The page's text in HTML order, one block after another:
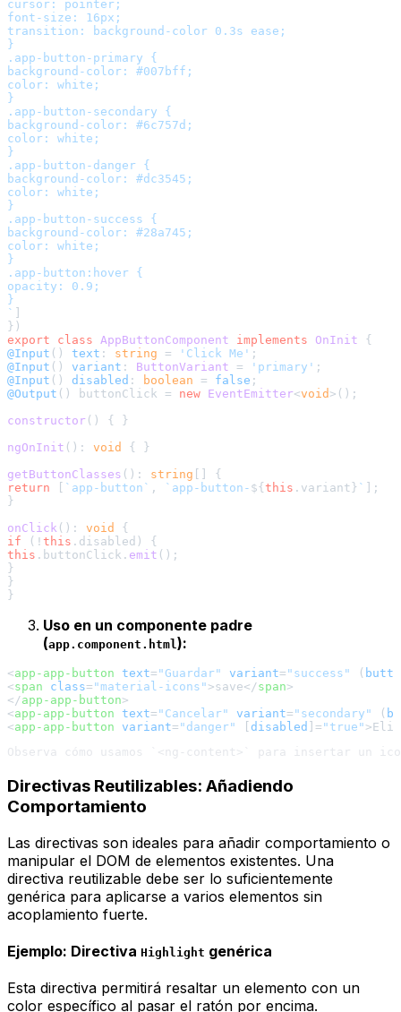
cursor: pointer;
font-size: 16px;
transition: background-color 0.3s ease;
}
.app-button-primary {
background-color: #007bff;
color: white;
}
.app-button-secondary {
background-color: #6c757d;
color: white;
}
.app-button-danger {
background-color: #dc3545;
color: white;
}
.app-button-success {
background-color: #28a745;
color: white;
}
.app-button:hover {
opacity: 0.9;
}
`
export
class AppButtonComponent implements OnInit
@Input () text : string = 'Click Me'
@Input () variant : ButtonVariant = 'primary'
@Input () disabled : boolean = false
@Output () buttonClick = new EventEmitter<void >();
constructor ( ) { }
ngOnInit (): void
{ }
getButtonClasses (): string
return
`app-button` , `app-button- ${ this .variant} `
];
}
onClick (): void
if (! this . disabled
this . buttonClick . emit ();
}
}
Uso en un componente padre
(app.component.html):
<app-app-button text= "Guardar" variant= "success" (
<span class= "material-icons" >save</span>
</app-app-button>
<app-app-button text= "Cancelar" variant= "secondary" (
<app-app-button variant= "danger" disabled ]= "true" >
Directivas Reutilizables: Añadiendo
Comportamiento
Las directivas son ideales para añadir comportamiento o
manipular el DOM de elementos existentes. Una
directiva reutilizable debe ser lo suficientemente
genérica para aplicarse a varios elementos sin
acoplamiento fuerte.
Ejemplo: Directiva Highlight genérica
Esta directiva permitirá resaltar un elemento con un
color específico al pasar el ratón por encima.